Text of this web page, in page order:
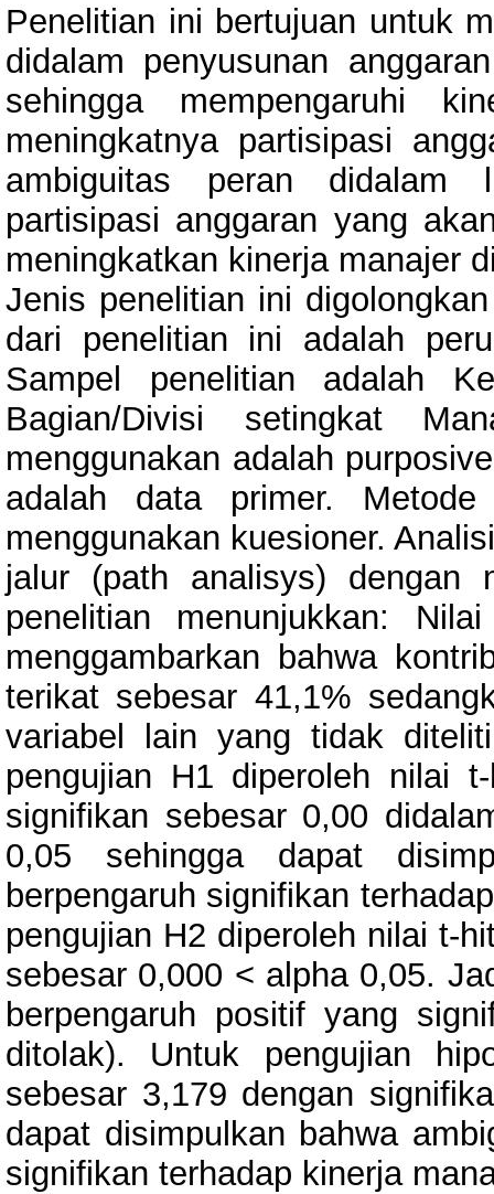
Penelitian ini bertujuan untuk
didalam penyusunan
sehingga mempengaruhi
meningkatnya partisipasi
ambiguitas peran didalam
partisipasi anggaran yang
meningkatkan kinerja manajer
Jenis penelitian ini
dari penelitian ini adalah
Sampel penelitian adalah
Bagian/Divisi setingkat
menggunakan adalah
adalah data primer.
menggunakan kuesioner.
jalur (path analisys) dengan
penelitian menunjukkan:
menggambarkan bahwa
terikat sebesar 41,1%
variabel lain yang tidak
pengujian H1 diperoleh nilai
signifikan sebesar 0,00
0,05 sehingga dapat
berpengaruh signifikan
pengujian H2 diperoleh nilai t-
sebesar 0,000 < alpha 0,05.
berpengaruh positif yang
ditolak). Untuk pengujian
sebesar 3,179 dengan
dapat disimpulkan bahwa
signifikan terhadap kinerja